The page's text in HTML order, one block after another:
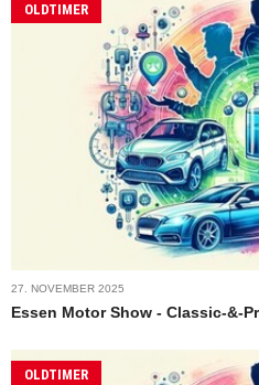
OLDTIMER
27. NOVEMBER 2025
Essen Motor Show - Classic-&-
OLDTIMER